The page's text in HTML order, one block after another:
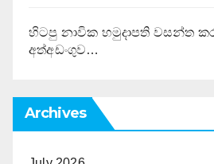
හිටපු නාවික හමුදාපති වසන්ත
අත්අඩංගුව…
Archives